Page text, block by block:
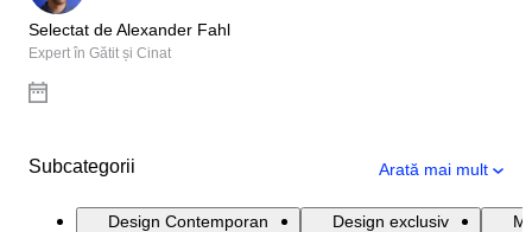
Selectat de Alexander Fahl
Expert în Gătit și Cinat
Subcategorii Arată mai mult
Design Contemporan Design exclusiv